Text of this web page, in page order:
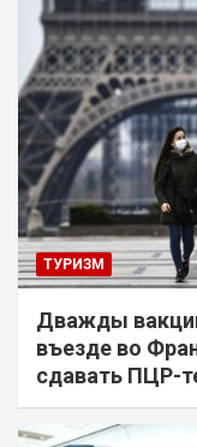
ТУРИЗМ
Дважды
въезде во
сдавать ПЦР-